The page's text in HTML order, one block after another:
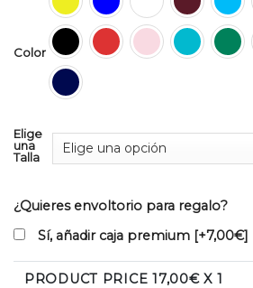
Color
Elige
una
Talla
¿Quieres envoltorio para regalo?
Sí, añadir caja premium [+7,00€]
PRODUCT PRICE17,00€ X 1